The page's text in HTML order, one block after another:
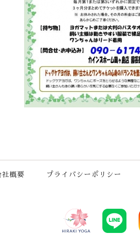
社概要 プライバシーポリシー